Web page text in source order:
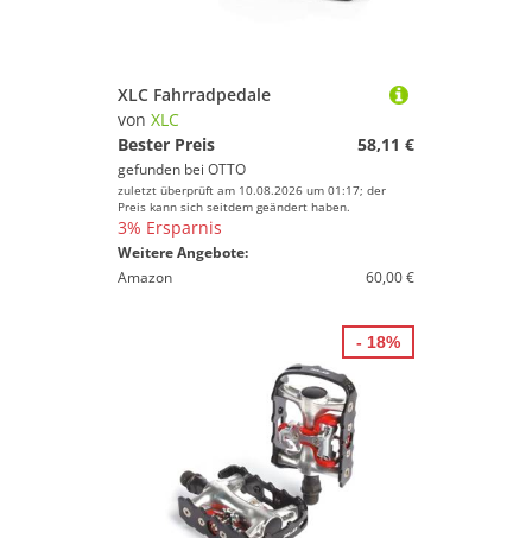
XLC Fahrradpedale
von XLC
Bester Preis
58,11 €
gefunden bei OTTO
zuletzt überprüft am 10.08.2026 um 01:17; der
Preis kann sich seitdem geändert haben.
3% Ersparnis
Weitere Angebote:
Amazon
60,00 €
- 18%